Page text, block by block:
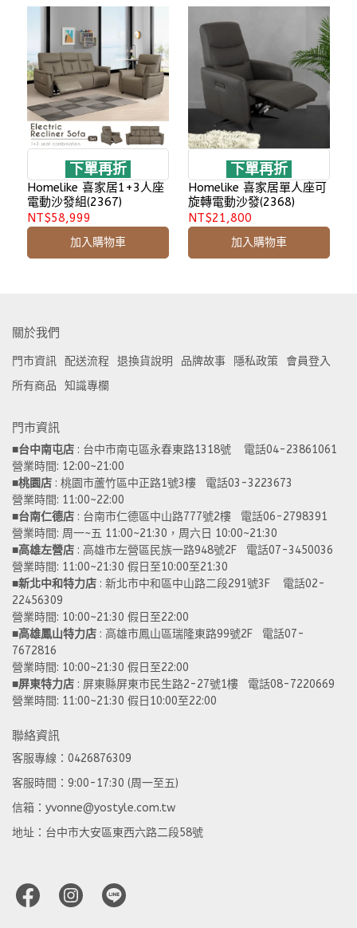
下單再折
Homelike 喜家居1+3人座
電動沙發組(2367)
NT$58,999
加入購物車
下單再折
Homelike 喜家居單人座可
旋轉電動沙發(2368)
NT$21,800
加入購物車
關於我們
門市資訊 配送流程 退換貨說明 品牌故事 隱私政策
會員登入
所有商品
知識專欄
門市資訊
■台中南屯店 : 台中市南屯區永春東路1318號    電話04-23861061
營業時間: 12:00~21:00
■桃園店 : 桃園市蘆竹區中正路1號3樓   電話03-3223673
營業時間: 11:00~22:00
■台南仁德店 : 台南市仁德區中山路777號2樓   電話06-2798391
營業時間: 周一~五 11:00~21:30，周六日 10:00~21:30
■高雄左營店 : 高雄市左營區民族一路948號2F   電話07-3450036
營業時間: 11:00~21:30 假日至10:00至21:30
■新北中和特力店 : 新北市中和區中山路二段291號3F    電話02-
22456309
營業時間: 10:00~21:30 假日至22:00
■高雄鳳山特力店 : 高雄市鳳山區瑞隆東路99號2F   電話07-
7672816
營業時間: 10:00~21:30 假日至22:00
■屏東特力店 : 屏東縣屏東市民生路2-27號1樓   電話08-7220669
營業時間: 11:00~21:30 假日10:00至22:00
聯絡資訊
客服專線：0426876309
客服時間：9:00-17:30 (周一至五)
信箱：yvonne@yostyle.com.tw
地址：台中市大安區東西六路二段58號